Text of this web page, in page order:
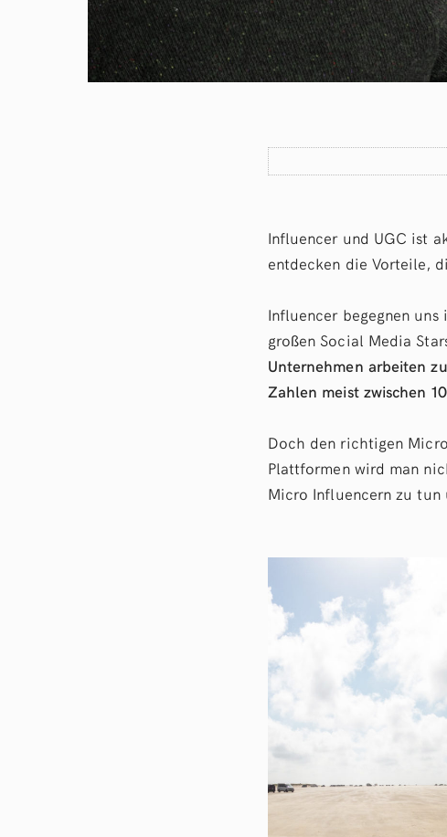
Influencer und UGC ist
entdecken die Vorteile,
Influencer begegnen
großen Social Media
Unternehmen arbeiten
Zahlen meist zwischen
Doch den richtigen
Plattformen wird man
Micro Influencern zu tun